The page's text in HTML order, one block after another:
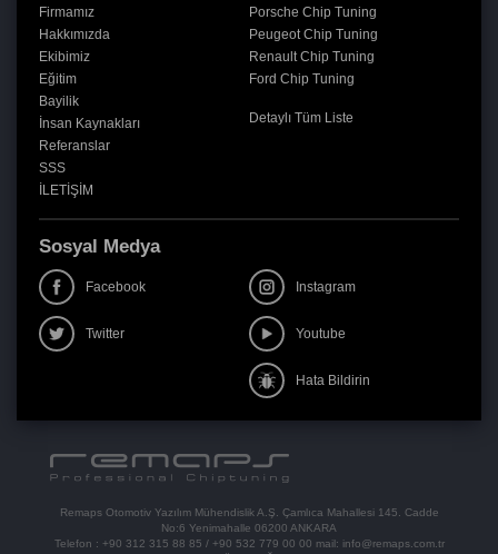
Firmamız
Hakkımızda
Ekibimiz
Eğitim
Bayilik
İnsan Kaynakları
Referanslar
SSS
İLETİŞİM
Porsche Chip Tuning
Peugeot Chip Tuning
Renault Chip Tuning
Ford Chip Tuning
Detaylı Tüm Liste
Sosyal Medya
Facebook Instagram
Twitter Youtube
Hata Bildirin
Remaps Otomotiv Yazılım Mühendislik A.Ş. Çamlıca Mahallesi 145. Cadde
No:6 Yenimahalle 06200 ANKARA
Telefon : +90 312 315 88 85 / +90 532 779 00 00 mail: info@remaps.com.tr